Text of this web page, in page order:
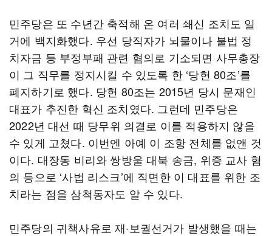
민주당은 또 수년간 축적해 온 여러 쇄신 조치도 일
거에 백지화했다. 우선 당직자가 뇌물이나 불법 정
치자금 등 부정부패 관련 혐의로 기소되면 사무총장
이 그 직무를 정지시킬 수 있도록 한 ‘당헌 80조’를
폐지하기로 했다. 당헌 80조는 2015년 당시 문재인
대표가 추진한 혁신 조치였다. 그런데 민주당은
2022년 대선 때 당무위 의결로 이를 적용하지 않을
수 있게 고쳤다. 이번엔 아예 이 조항 전체를 없앤 것
이다. 대장동 비리와 쌍방울 대북 송금, 위증 교사 혐
의 등으로 ‘사법 리스크’에 직면한 이 대표를 위한 조
치라는 점을 삼척동자도 알 수 있다.
민주당의 귀책사유로 재·보궐선거가 발생했을 때는